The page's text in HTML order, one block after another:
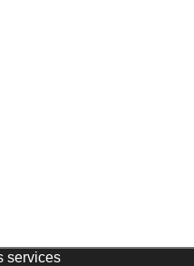
services